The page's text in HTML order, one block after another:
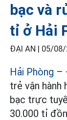
bạc và
tỉ ở Hải
ĐẠI AN | 05/08/
Hải Phòng –
trẻ vận hành
bạc trực
30.000 tỉ